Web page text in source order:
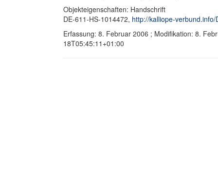
Objekteigenschaften: Handschrift
DE-611-HS-1014472, http://kalliope-
Erfassung: 8. Februar 2006 ; Modifikation: 8.
18T05:45:11+01:00